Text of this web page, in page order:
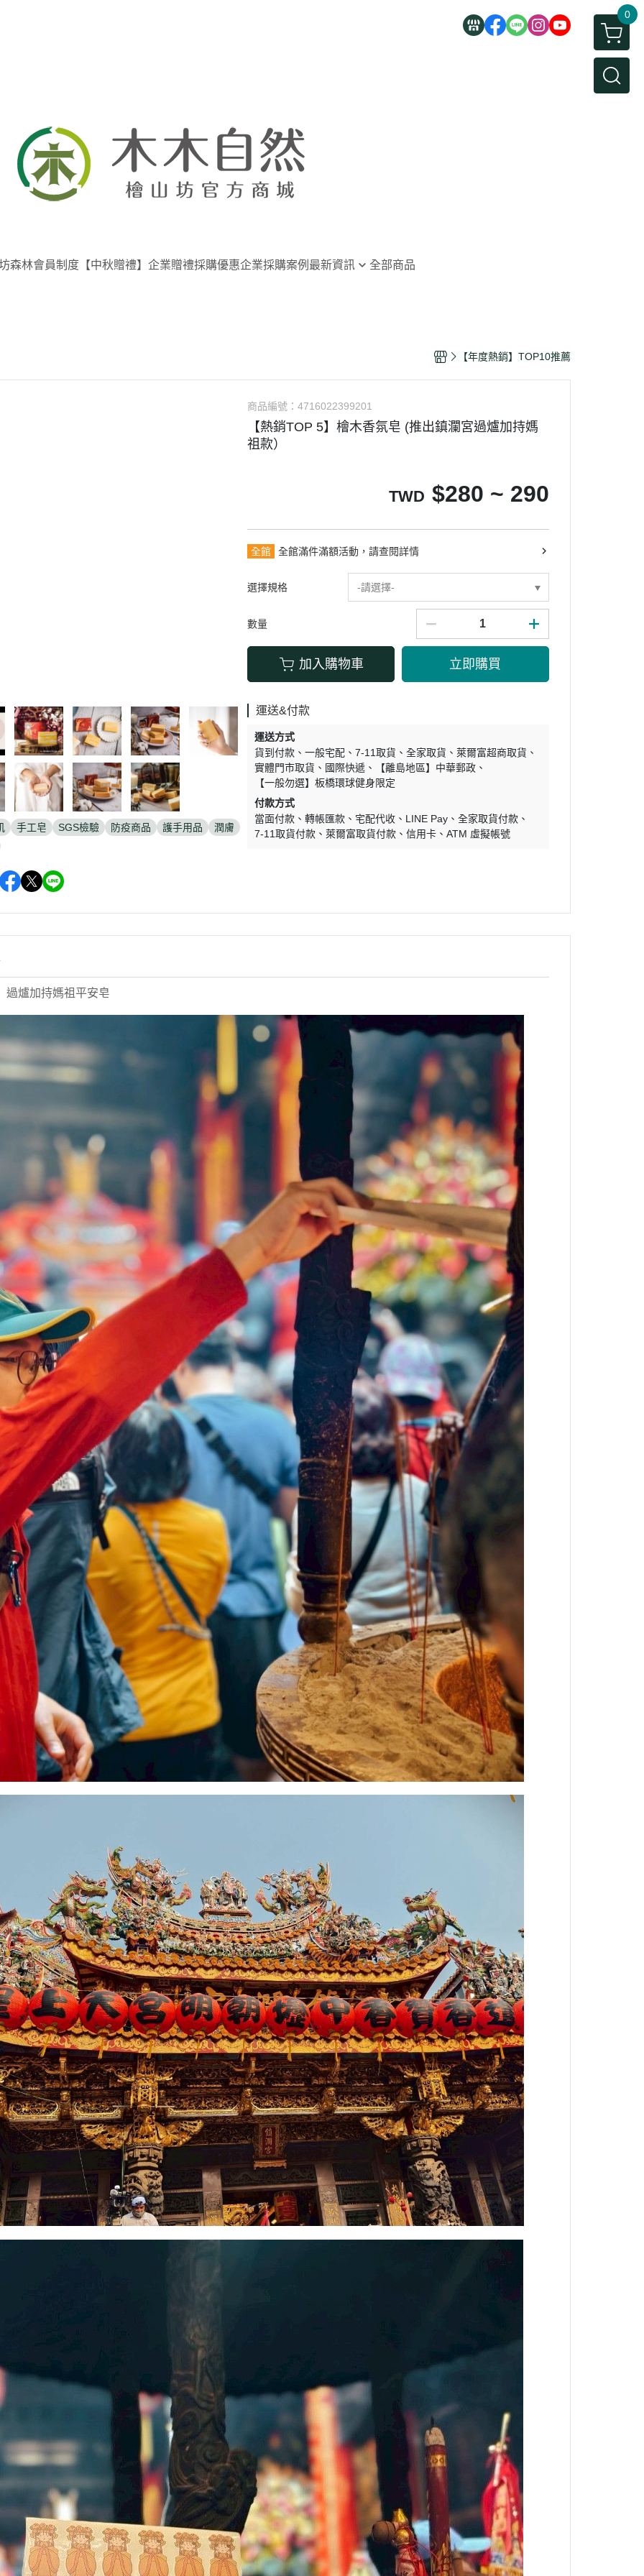
0
森林會員制度 【中秋贈禮】企業贈禮採購優惠企業採購案例 最新資訊
影音專區
全部商品
【年度熱銷】TOP10推薦
手工皂 SGS檢驗 防疫商品 護手用品 潤膚
商品編號：4716022399201
【熱銷TOP 5】檜木香氛皂 (推出鎮瀾宮過爐加持媽
祖款）
TWD $280 ~ 290
全館 全館滿件滿額活動，請查閱詳情
選擇規格 -請選擇-
數量
加入購物車 立即購買
運送&付款
運送方式
貨到付款
一般宅配 7-11取貨 全家取貨
萊爾富超商取貨
實體門市取貨
國際快遞
【離島地區】中華郵政
【一般勿選】板橋環球健身限定
付款方式
當面付款
轉帳匯款 宅配代收 LINE Pay
全家取貨付款
7-11取貨付款
萊爾富取貨付款 信用卡 ATM 虛擬帳號
過爐加持媽祖平安皂